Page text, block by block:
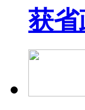
获